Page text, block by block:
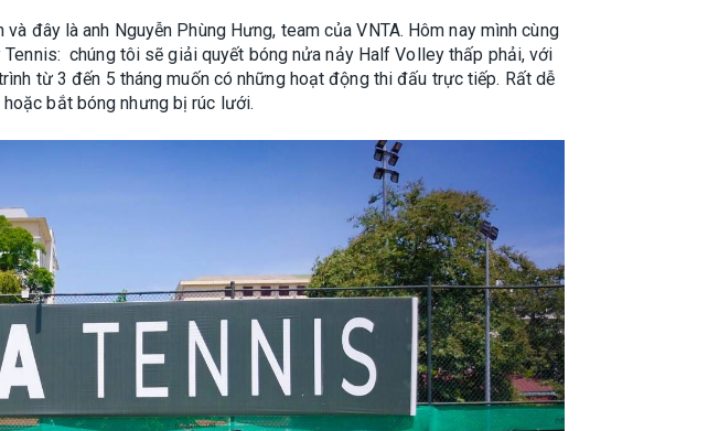
đây là anh Nguyễn Phùng Hưng, team của VNTA. Hôm nay mình cùng
chúng tôi sẽ giải quyết bóng nửa nảy Half Volley thấp phải, với
từ 3 đến 5 tháng muốn có những hoạt động thi đấu trực tiếp. Rất dễ
bắt bóng nhưng bị rúc lưới.